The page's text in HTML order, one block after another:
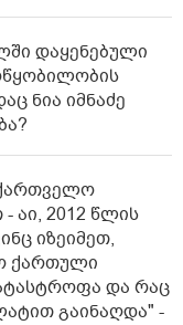
დაყენებული
ნია იმნაძე
აი, 2012 წლის
იზეიმეთ,
ქართული
და რაც
გაინაღდა" -